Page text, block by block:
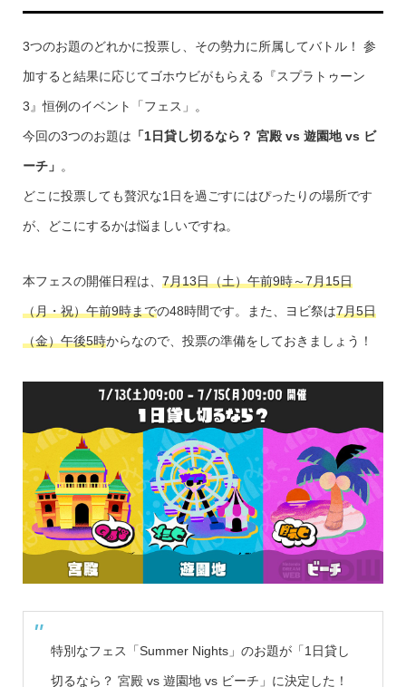
3つのお題のどれかに投票し、その勢力に所属してバトル！ 参
加すると結果に応じてゴホウビがもらえる『スプラトゥーン
3』恒例のイベント「フェス」。
今回の3つのお題は 「1日貸し切るなら？ 宮殿 vs 遊園地 vs ビ
ーチ」 。
どこに投票しても贅沢な1日を過ごすにはぴったりの場所です
が、どこにするかは悩ましいですね。
本フェスの開催日程は、 7月13日（土）午前9時～7月15日
（月・祝）午前9時までの48時間です。また、ヨビ祭は7月5日
（金）午後5時からなので、投票の準備をしておきましょう！
特別なフェス「Summer Nights」のお題が「1日貸し
切るなら？ 宮殿 vs 遊園地 vs ビーチ」に決定した！